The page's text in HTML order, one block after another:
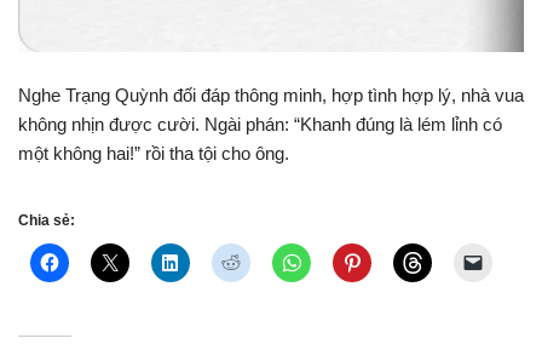
Nghe Trạng Quỳnh đối đáp thông minh, hợp tình hợp lý, nhà vua
không nhịn được cười. Ngài phán: “Khanh đúng là lém lỉnh có
một không hai!” rồi tha tội cho ông.
Chia sẻ: